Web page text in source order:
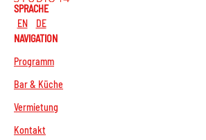
SPRACHE
EN
DE
NAVIGATION
Programm
Bar & Küche
Vermietung
Kontakt